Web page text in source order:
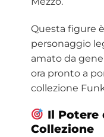
Questa figure
personaggio
amato da
ora pronto a
collezione
Il Potere
Collezione